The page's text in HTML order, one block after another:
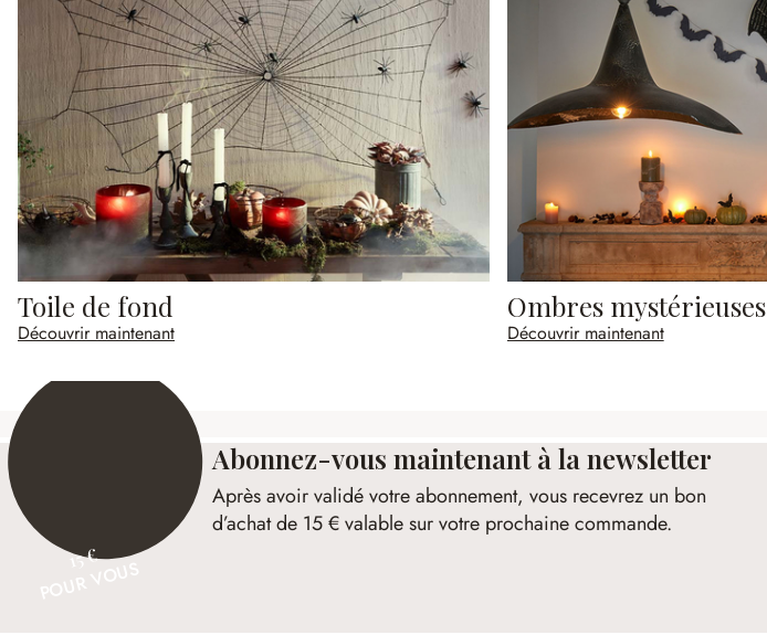
Toile de fond
Découvrir maintenant
Ombres mystérieuses
Découvrir maintenant
15 €
Abonnez-vous maintenant à la newsletter
Après avoir validé votre abonnement, vous recevrez un bon
d’achat de 15 € valable sur votre prochaine commande.